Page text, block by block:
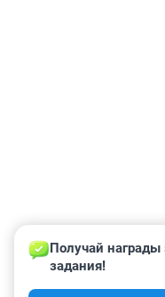
Получай награды
задания!